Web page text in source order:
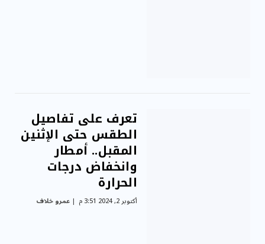
تعرف على تفاصيل
الطقس حتى الإثنين
المقبل.. أمطار
وانخفاض درجات
الحرارة
أكتوبر 2, 2024 3:51 م عمرو خلاف